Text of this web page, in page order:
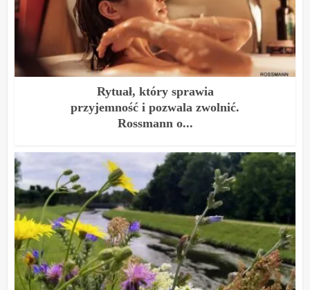
Rytuał, który sprawia
przyjemność i pozwala zwolnić.
Rossmann o...